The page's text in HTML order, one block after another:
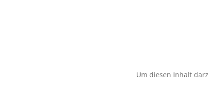
Um diesen Inhalt